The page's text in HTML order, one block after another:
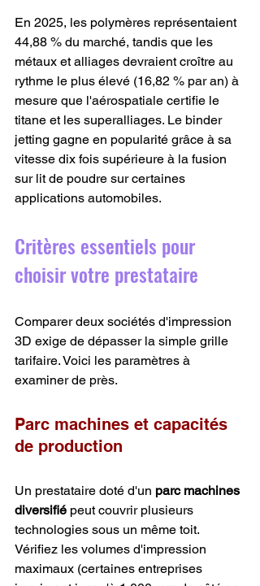
En 2025, les polymères représentaient
44,88 % du marché, tandis que les
métaux et alliages devraient croître au
rythme le plus élevé (16,82 % par an) à
mesure que l'aérospatiale certifie le
titane et les superalliages. Le binder
jetting gagne en popularité grâce à sa
vitesse dix fois supérieure à la fusion
sur lit de poudre sur certaines
applications automobiles.
Critères essentiels pour
choisir votre prestataire
Comparer deux sociétés d'impression
3D exige de dépasser la simple grille
tarifaire. Voici les paramètres à
examiner de près.
Parc machines et capacités
de production
Un prestataire doté d'un parc machines
diversifié peut couvrir plusieurs
technologies sous un même toit.
Vérifiez les volumes d'impression
maximaux (certaines entreprises